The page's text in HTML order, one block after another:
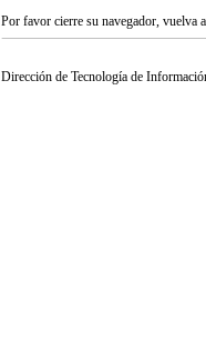
Por favor cierre su navegador, vuelva
Dirección de Tecnología de